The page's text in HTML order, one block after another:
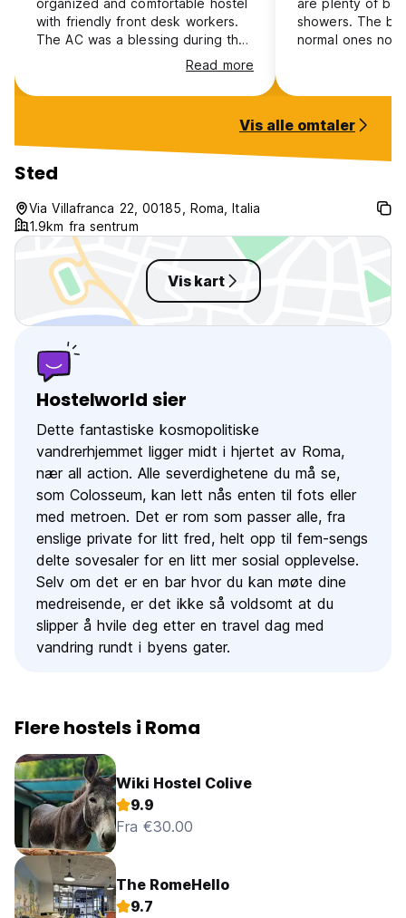
organized and comfortable hostel
with friendly front desk workers.
The AC was a blessing during the
showers/bathrooms were great. It
is also a short walk to the train
Read more
are plenty of
showers. The
normal ones not
Vis alle omtaler
Sted
Via Villafranca 22, 00185, Roma, Italia
1.9km fra sentrum
Vis kart
Hostelworld sier
Dette fantastiske kosmopolitiske
vandrerhjemmet ligger midt i hjertet av Roma,
nær all action. Alle severdighetene du må se,
som Colosseum, kan lett nås enten til fots eller
med metroen. Det er rom som passer alle, fra
enslige private for litt fred, helt opp til fem-sengs
delte sovesaler for en litt mer sosial opplevelse.
Selv om det er en bar hvor du kan møte dine
medreisende, er det ikke så voldsomt at du
slipper å hvile deg etter en travel dag med
vandring rundt i byens gater.
Flere hostels i Roma
Wiki Hostel Colive
9.9
Fra €30.00
The RomeHello
9.7